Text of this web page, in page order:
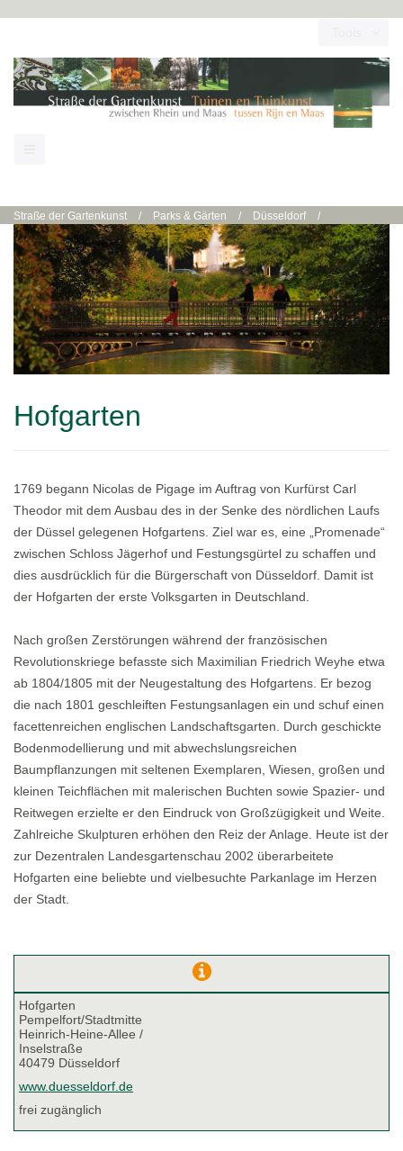
Straße der Gartenkunst / Parks & Gärten / Düsseldorf
/
Düsseldorf | Hofgarten
Hofgarten
1769 begann Nicolas de Pigage im Auftrag von Kurfürst Carl
Theodor mit dem Ausbau des in der Senke des nördlichen Laufs
der Düssel gelegenen Hofgartens. Ziel war es, eine „Promenade“
zwischen Schloss Jägerhof und Festungsgürtel zu schaffen und
dies ausdrücklich für die Bürgerschaft von Düsseldorf. Damit ist
der Hofgarten der erste Volksgarten in Deutschland.
Nach großen Zerstörungen während der französischen
Revolutionskriege befasste sich Maximilian Friedrich Weyhe etwa
ab 1804/1805 mit der Neugestaltung des Hofgartens. Er bezog
die nach 1801 geschleiften Festungsanlagen ein und schuf einen
facettenreichen englischen Landschaftsgarten. Durch geschickte
Bodenmodellierung und mit abwechslungsreichen
Baumpflanzungen mit seltenen Exemplaren, Wiesen, großen und
kleinen Teichflächen mit malerischen Buchten sowie Spazier- und
Reitwegen erzielte er den Eindruck von Großzügigkeit und Weite.
Zahlreiche Skulpturen erhöhen den Reiz der Anlage. Heute ist der
zur Dezentralen Landesgartenschau 2002 überarbeitete
Hofgarten eine beliebte und vielbesuchte Parkanlage im Herzen
der Stadt.
Hofgarten
Pempelfort/Stadtmitte
Heinrich-Heine-Allee /
Inselstraße
40479 Düsseldorf
www.duesseldorf.de
frei zugänglich